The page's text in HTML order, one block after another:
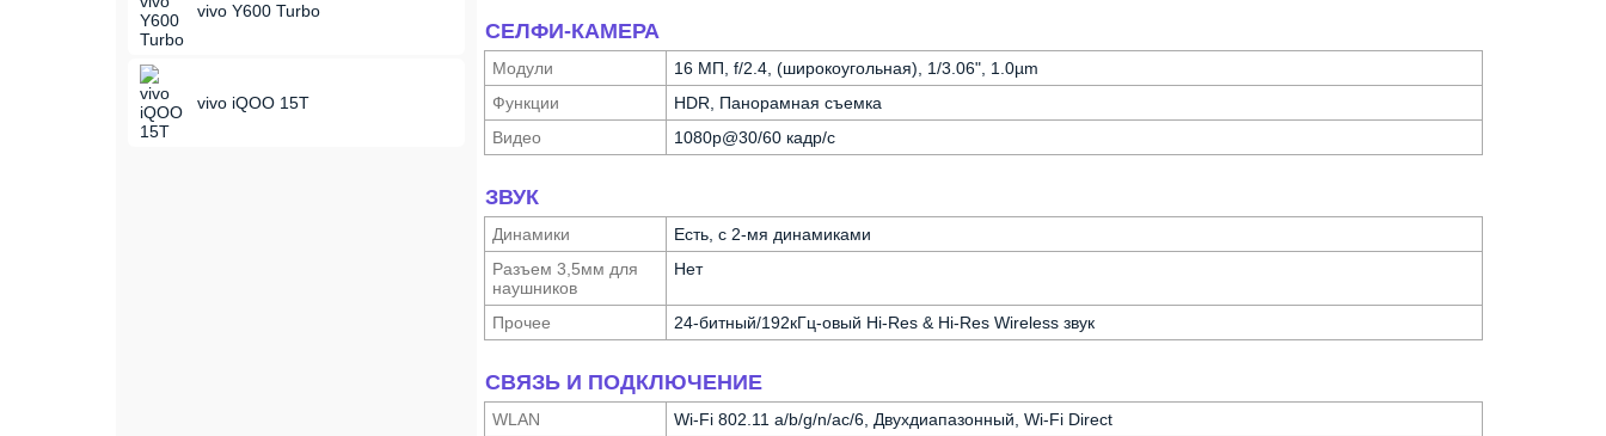
vivo Y600 Turbo
vivo iQOO 15T
СЕЛФИ-КАМЕРА
Модули
16 МП, f/2.4, (широкоугольная), 1/3.06", 1.0µm
Функ­ции
HDR, Панорамная съемка
Видео
1080p@30/60 кадр/с
ЗВУК
Динамики
Есть, с 2-мя динамиками
Разъем 3,5мм для
науш­ников
Нет
Прочее 24-битный/192кГц-овый Hi-Res & Hi-Res Wireless звук
СВЯЗЬ И ПОДКЛЮЧЕНИЕ
WLAN
Wi-Fi 802.11 a/b/g/n/ac/6, Двухдиапазонный, Wi-Fi Direct